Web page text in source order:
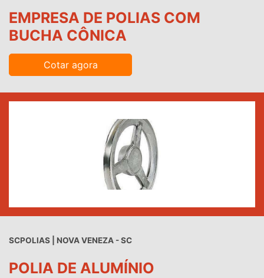
EMPRESA DE POLIAS COM
BUCHA CÔNICA
Cotar agora
SCPOLIAS | NOVA VENEZA - SC
POLIA DE ALUMÍNIO